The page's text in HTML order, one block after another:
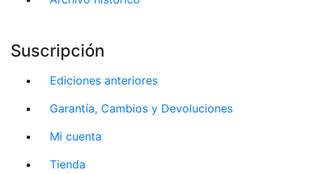
Suscripción
Ediciones anteriores
Garantía, Cambios y Devoluciones
Mi cuenta
Tienda